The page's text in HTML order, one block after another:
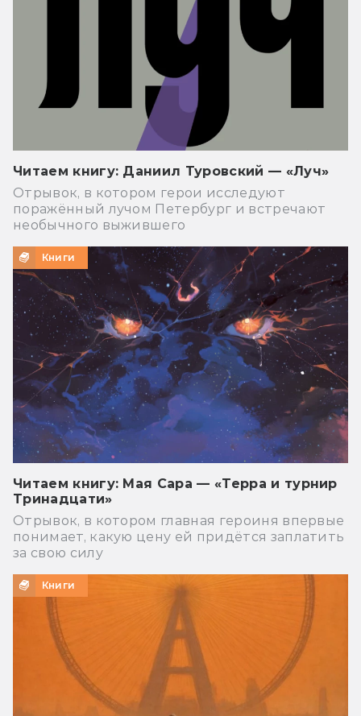
Читаем книгу: Даниил Туровский — «Луч»
Отрывок, в котором герои исследуют
поражённый лучом Петербург и встречают
необычного выжившего
Книги
Читаем книгу: Мая Сара — «Терра и турнир
Тринадцати»
Отрывок, в котором главная героиня впервые
понимает, какую цену ей придётся заплатить
за свою силу
Книги